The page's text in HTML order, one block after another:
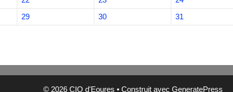
29 30 31
© 2026 CIQ d'Eoures • Construit avec GeneratePress